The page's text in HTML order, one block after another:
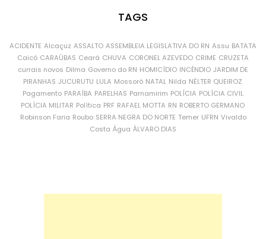
TAGS
ACIDENTE Alcaçuz ASSALTO ASSEMBLEIA LEGISLATIVA DO RN Assu BATATA
Caicó CARAÚBAS Ceará CHUVA CORONEL AZEVEDO CRIME CRUZETA
currais novos Dilma Governo do RN HOMICÍDIO INCÊNDIO JARDIM DE
PIRANHAS JUCURUTU LULA Mossoró NATAL Nilda NÉLTER QUEIROZ
Pagamento PARAÍBA PARELHAS Parnamirim POLÍCIA POLÍCIA CIVIL
POLÍCIA MILITAR Política PRF RAFAEL MOTTA RN ROBERTO GERMANO
Robinson Faria Roubo SERRA NEGRA DO NORTE Temer UFRN Vivaldo
Costa Água ÁLVARO DIAS